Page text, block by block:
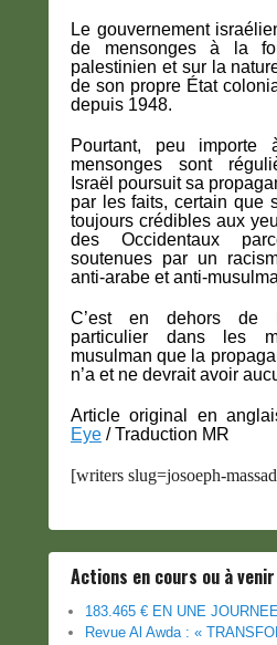
Le gouvernement
de mensonges à la
palestinien et sur la
de son propre État
depuis 1948.
Pourtant, peu
mensonges sont
Israël poursuit sa
par les faits, certain que
toujours crédibles aux
des Occidentaux
soutenues par un
anti-arabe et anti-
C’est en dehors de
particulier dans les
musulman que la
n’a et ne devrait avoir
Article original en
Eye / Traduction MR
[writers slug=josoeph-
Actions en cours ou à venir
183.465 € EN UNE JOURNEE
Revue Al Awda : «